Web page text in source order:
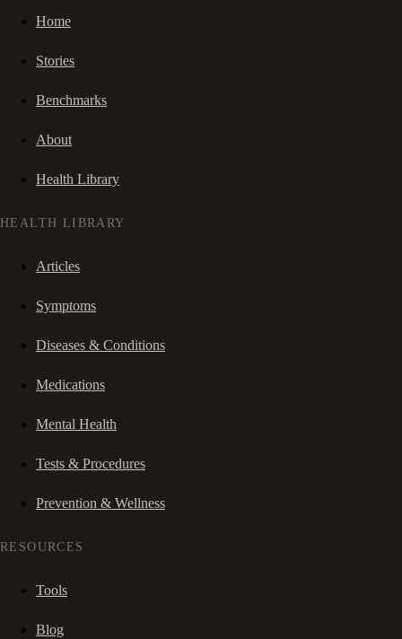
Home
Stories
Benchmarks
About
Health Library
HEALTH LIBRARY
Articles
Symptoms
Diseases & Conditions
Medications
Mental Health
Tests & Procedures
Prevention & Wellness
RESOURCES
Tools
Blog